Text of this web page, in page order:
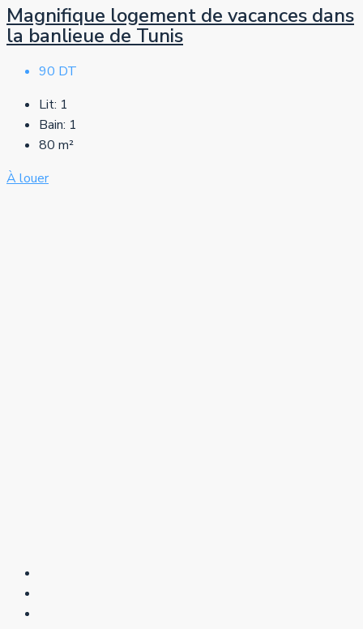
Magnifique logement de vacances dans
la banlieue de Tunis
90 DT
Lit: 1
Bain: 1
80 m²
À louer